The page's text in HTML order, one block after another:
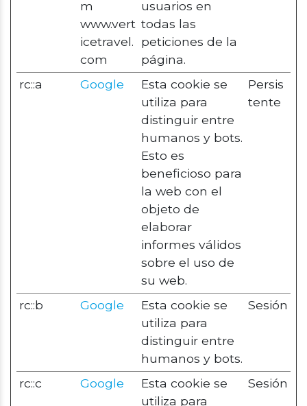
m
www.vert
icetravel.
com
usuarios en
todas las
peticiones de la
página.
rc::a
Google
Esta cookie se
utiliza para
distinguir entre
humanos y bots.
Esto es
beneficioso para
la web con el
objeto de
elaborar
informes válidos
sobre el uso de
su web.
Persis
tente
rc::b Google
Esta cookie se
utiliza para
distinguir entre
humanos y bots.
Sesión
rc::c Google
Esta cookie se
utiliza para
Sesión